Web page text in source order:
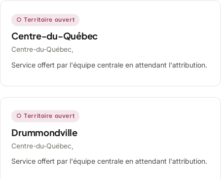
○ Territoire ouvert
Centre-du-Québec
Centre-du-Québec,
Service offert par l'équipe centrale en attendant l'attribution.
○ Territoire ouvert
Drummondville
Centre-du-Québec,
Service offert par l'équipe centrale en attendant l'attribution.